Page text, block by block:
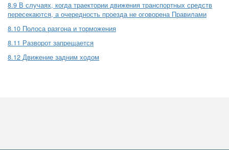
8.9 В случаях, когда траектории движения транспортных средств
пересекаются, а очередность проезда не оговорена Правилами
8.10 Полоса разгона и торможения
8.11 Разворот запрещается
8.12 Движение задним ходом